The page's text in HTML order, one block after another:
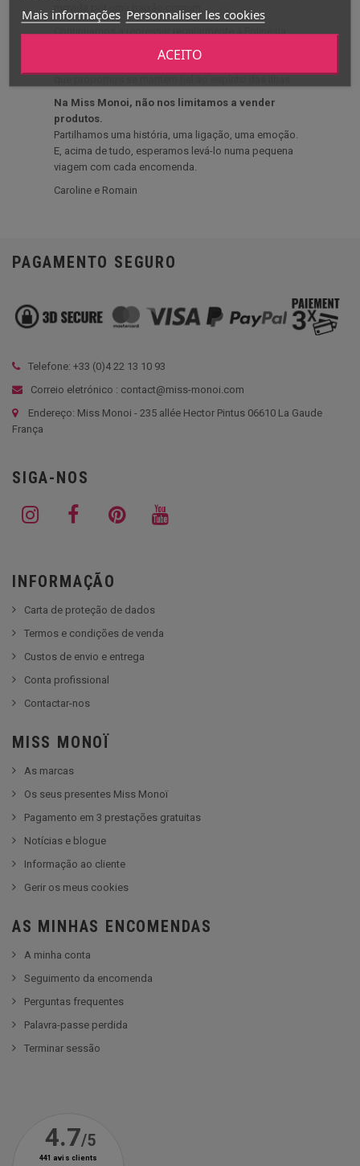
Mais informações Personnaliser les cookies
ACEITO
ideias, mas também para garantir que cada produto
Na Miss Monoi, não nos limitamos a vender
produtos.
Partilhamos uma história, uma ligação, uma emoção.
E, acima de tudo, esperamos levá-lo numa pequena
viagem com cada encomenda.
Caroline e Romain
PAGAMENTO SEGURO
Telefone: +33 (0)4 22 13 10 93
Correio eletrónico : contact@miss-monoi.com
Endereço: Miss Monoi - 235 allée Hector Pintus 06610 La Gaude
França
SIGA-NOS
INFORMAÇÃO
Carta de proteção de dados
Termos e condições de venda
Custos de envio e entrega
Conta profissional
Contactar-nos
MISS MONOÏ
As marcas
Os seus presentes Miss Monoï
Pagamento em 3 prestações gratuitas
Notícias e blogue
Informação ao cliente
Gerir os meus cookies
AS MINHAS ENCOMENDAS
A minha conta
Seguimento da encomenda
Perguntas frequentes
Palavra-passe perdida
Terminar sessão